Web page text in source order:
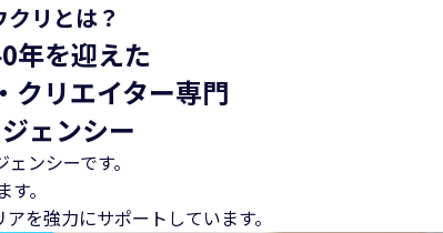
クリとは？
年を迎えた
クリエイター専門
ェンシー
ンシーです。
。
を強力にサポートしています。